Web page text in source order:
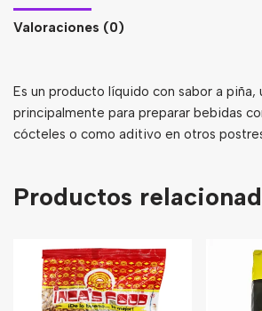
Valoraciones (0)
Es un producto líquido con sabor a piña,
principalmente para preparar bebidas
cócteles o como aditivo en otros
Productos